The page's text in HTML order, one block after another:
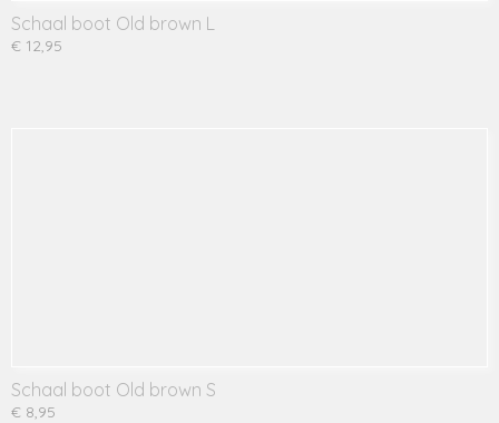
Schaal boot Old brown L
€ 12,95
Schaal boot Old brown S
€ 8,95